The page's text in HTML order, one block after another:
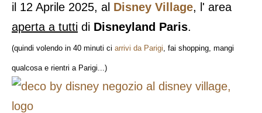
il 12 Aprile 2025, al Disney Village, l' area
aperta a tutti di Disneyland Paris.
(quindi volendo in 40 minuti ci arrivi da Parigi, fai shopping, mangi
qualcosa e rientri a Parigi...)